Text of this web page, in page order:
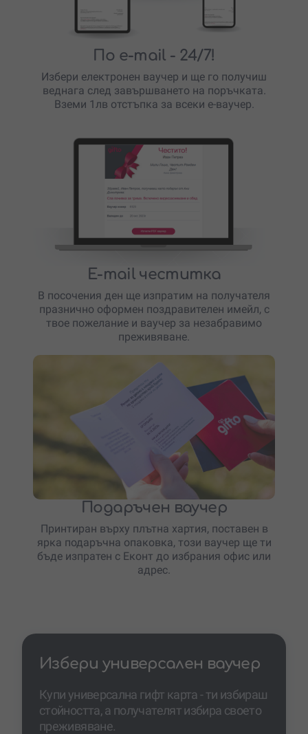
По e-mail - 24/7!
Избери електронен ваучер и ще го получиш
веднага след завършването на поръчката.
Вземи 1лв отстъпка за всеки е-ваучер.
E-mail честитка
В посочения ден ще изпратим на получателя
празнично оформен поздравителен имейл, с
твое пожелание и ваучер за незабравимо
преживяване.
Подаръчен ваучер
Принтиран върху плътна хартия, поставен в
ярка подаръчна опаковка, този ваучер ще ти
бъде изпратен с Еконт до избрания офис или
адрес.
Избери универсален ваучер
Купи универсална гифт карта - ти избираш
стойността, а получателят избира своето
преживяване.